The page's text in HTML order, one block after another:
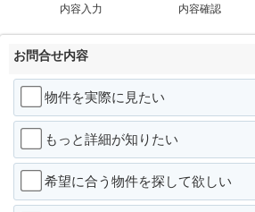
内容入力
内容確認
お問合せ内容
物件を実際に見たい
もっと詳細が知りたい
希望に合う物件を探して欲しい